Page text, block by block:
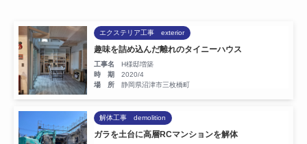
エクステリア工事 exterior
趣味を詰め込んだ離れのタイニーハウス
工事名
H様邸増築
時 期
2020/4
場 所
静岡県沼津市三枚橋町
解体工事 demolition
ガラを土台に高層RCマンションを解体
会社概要
採用情報
お知らせ